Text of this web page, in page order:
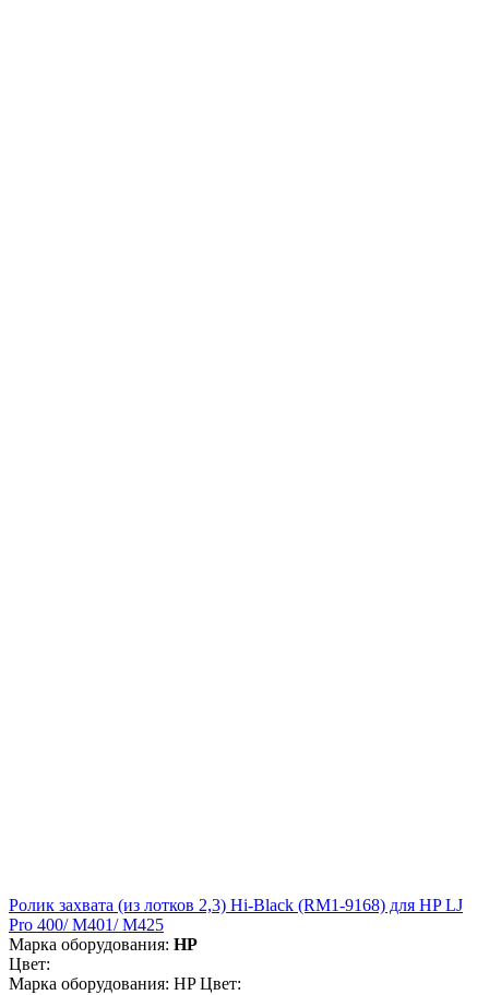
Ролик захвата (из лотков 2,3) Hi-Black (RM1-9168) для HP LJ
Pro 400/ M401/ M425
Марка оборудования: HP
Цвет:
Марка оборудования: HP Цвет: